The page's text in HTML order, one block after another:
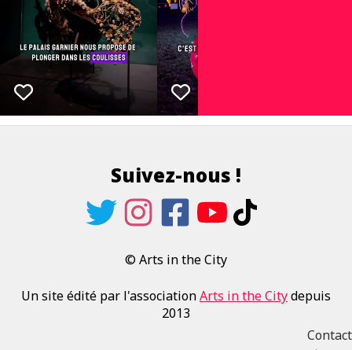
Suivez-nous !
© Arts in the City
Un site édité par l'associationArts in the Citydepuis
2013
Contact